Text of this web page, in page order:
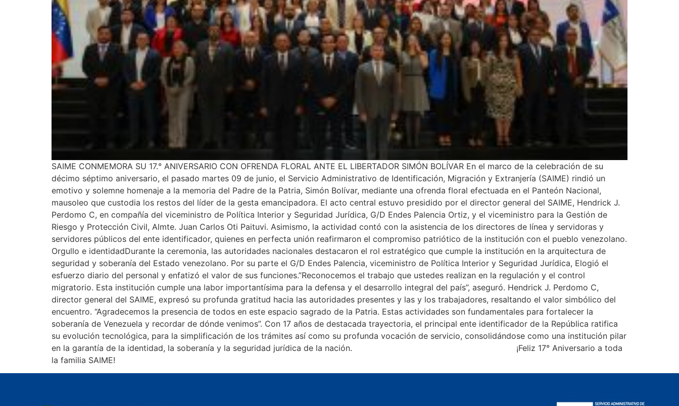
SAIME CONMEMORA SU 17.° ANIVERSARIO CON OFRENDA FLORAL ANTE EL LIBERTADOR SIMÓN BOLÍVAR En el marco de la celebración de su
décimo séptimo aniversario, el pasado martes 09 de junio, el Servicio Administrativo de Identificación, Migración y Extranjería (SAIME) rindió un
emotivo y solemne homenaje a la memoria del Padre de la Patria, Simón Bolívar, mediante una ofrenda floral efectuada en el Panteón Nacional,
mausoleo que custodia los restos del líder de la gesta emancipadora. El acto central estuvo presidido por el director general del SAIME, Hendrick J.
Perdomo C, en compañía del viceministro de Política Interior y Seguridad Jurídica, G/D Endes Palencia Ortiz, y el viceministro para la Gestión de
Riesgo y Protección Civil, Almte. Juan Carlos Oti Paituvi. Asimismo, la actividad contó con la asistencia de los directores de línea y servidoras y
servidores públicos del ente identificador, quienes en perfecta unión reafirmaron el compromiso patriótico de la institución con el pueblo venezolano.
Orgullo e identidadDurante la ceremonia, las autoridades nacionales destacaron el rol estratégico que cumple la institución en la arquitectura de
seguridad y soberanía del Estado venezolano. Por su parte el G/D Endes Palencia, viceministro de Política Interior y Seguridad Jurídica, Elogió el
esfuerzo diario del personal y enfatizó el valor de sus funciones.”Reconocemos el trabajo que ustedes realizan en la regulación y el control
migratorio. Esta institución cumple una labor importantísima para la defensa y el desarrollo integral del país”, aseguró. Hendrick J. Perdomo C,
director general del SAIME, expresó su profunda gratitud hacia las autoridades presentes y las y los trabajadores, resaltando el valor simbólico del
encuentro. “Agradecemos la presencia de todos en este espacio sagrado de la Patria. Estas actividades son fundamentales para fortalecer la
soberanía de Venezuela y recordar de dónde venimos”. Con 17 años de destacada trayectoria, el principal ente identificador de la República ratifica
su evolución tecnológica, para la simplificación de los trámites así como su profunda vocación de servicio, consolidándose como una institución pilar
en la garantía de la identidad, la soberanía y la seguridad jurídica de la nación. ¡Feliz 17° Aniversario a toda
la familia SAIME!